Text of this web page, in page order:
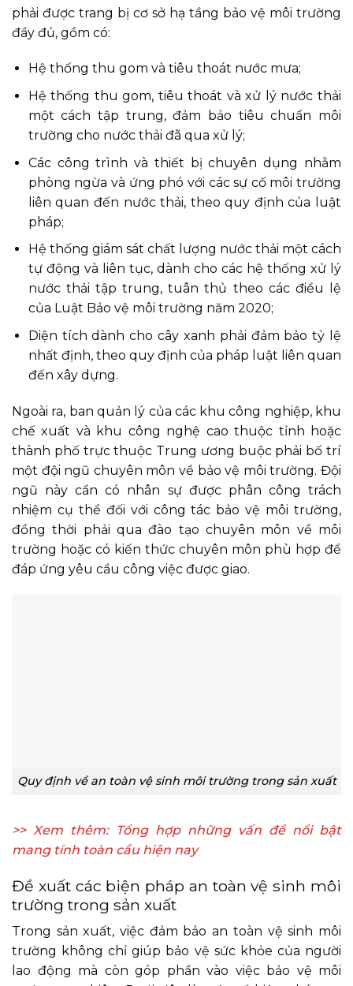
phải được trang bị cơ sở hạ tầng bảo vệ môi trường
đầy đủ, gồm có:
Hệ thống thu gom và tiêu thoát nước mưa;
Hệ thống thu gom, tiêu thoát và xử lý nước thải
một cách tập trung, đảm bảo tiêu chuẩn môi
trường cho nước thải đã qua xử lý;
Các công trình và thiết bị chuyên dụng nhằm
phòng ngừa và ứng phó với các sự cố môi trường
liên quan đến nước thải, theo quy định của luật
pháp;
Hệ thống giám sát chất lượng nước thải một cách
tự động và liên tục, dành cho các hệ thống xử lý
nước thải tập trung, tuân thủ theo các điều lệ
của Luật Bảo vệ môi trường năm 2020;
Diện tích dành cho cây xanh phải đảm bảo tỷ lệ
nhất định, theo quy định của pháp luật liên quan
đến xây dựng.
Ngoài ra, ban quản lý của các khu công nghiệp, khu
chế xuất và khu công nghệ cao thuộc tỉnh hoặc
thành phố trực thuộc Trung ương buộc phải bố trí
một đội ngũ chuyên môn về bảo vệ môi trường. Đội
ngũ này cần có nhân sự được phân công trách
nhiệm cụ thể đối với công tác bảo vệ môi trường,
đồng thời phải qua đào tạo chuyên môn về môi
trường hoặc có kiến thức chuyên môn phù hợp để
đáp ứng yêu cầu công việc được giao.
Quy định về an toàn vệ sinh môi trường trong sản xuất
>> Xem thêm: Tổng hợp những vấn đề nổi bật
mang tính toàn cầu hiện nay
Đề xuất các biện pháp an toàn vệ sinh môi
trường trong sản xuất
Trong sản xuất, việc đảm bảo an toàn vệ sinh môi
trường không chỉ giúp bảo vệ sức khỏe của người
lao động mà còn góp phần vào việc bảo vệ môi